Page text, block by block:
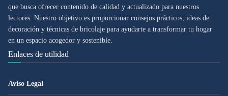
que busca ofrecer contenido de calidad y actualizado para nuestros
lectores. Nuestro objetivo es proporcionar consejos prácticos, ideas de
decoración y técnicas de bricolaje para ayudarte a transformar tu hogar
en un espacio acogedor y sostenible.
Enlaces de utilidad
Aviso Legal